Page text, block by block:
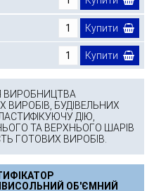
Купити
Купити
ВИРОБНИЦТВА
ВИРОБІВ, БУДІВЕЛЬНИХ
ДІЮ,
ТА ВЕРХНЬОГО ШАРІВ
ГОТОВИХ ВИРОБІВ.
ОБ'ЄМНИЙ